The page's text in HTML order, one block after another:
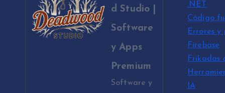
d Studio |
Software
y Apps
Premium
Software y
.NET
Código
Errores y
Firebase
Frikadas
IA